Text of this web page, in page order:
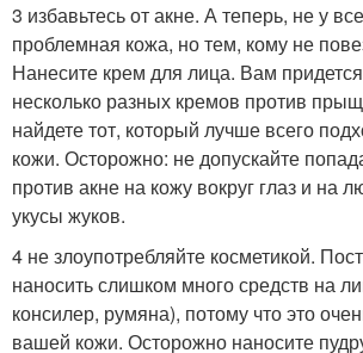
3 избавьтесь от акне. А теперь, не у
проблемная кожа, но тем, кому не
Нанесите крем для лица. Вам
несколько разных кремов против
найдете тот, который лучше всего
кожи. Осторожно: не допускайте
против акне на кожу вокруг глаз и на
укусы жуков.
4 не злоупотребляйте косметикой.
наносить слишком много средств на
консилер, румяна), потому что это
вашей кожи. Осторожно наносите